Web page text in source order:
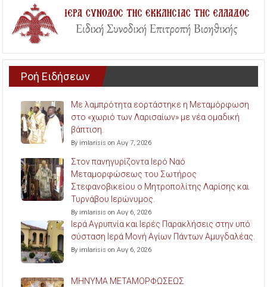
Ροή Ειδήσεων
Με λαμπρότητα εορτάστηκε η Μεταμόρφωση
στο «χωριό των Λαρισαίων» με νέα ομαδική
βάπτιση.
By imlarisis on Αυγ 7, 2026
Στον πανηγυρίζοντα Ιερό Ναό
Μεταμορφώσεως του Σωτήρος
Στεφανοβικείου ο Μητροπολίτης Λαρίσης και
Τυρνάβου Ιερώνυμος.
By imlarisis on Αυγ 6, 2026
Ιερά Αγρυπνία και Ιερές Παρακλήσεις στην υπό
σύσταση Ιερά Μονή Αγίων Πάντων Αμυγδαλέας.
By imlarisis on Αυγ 6, 2026
ΜΗΝΥΜΑ ΜΕΤΑΜΟΡΦΩΣΕΩΣ